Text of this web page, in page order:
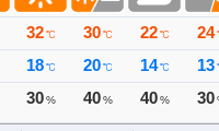
32 ℃
18 ℃
30 %
30 ℃
20 ℃
40 %
22 ℃
14 ℃
40 %
24
13
30